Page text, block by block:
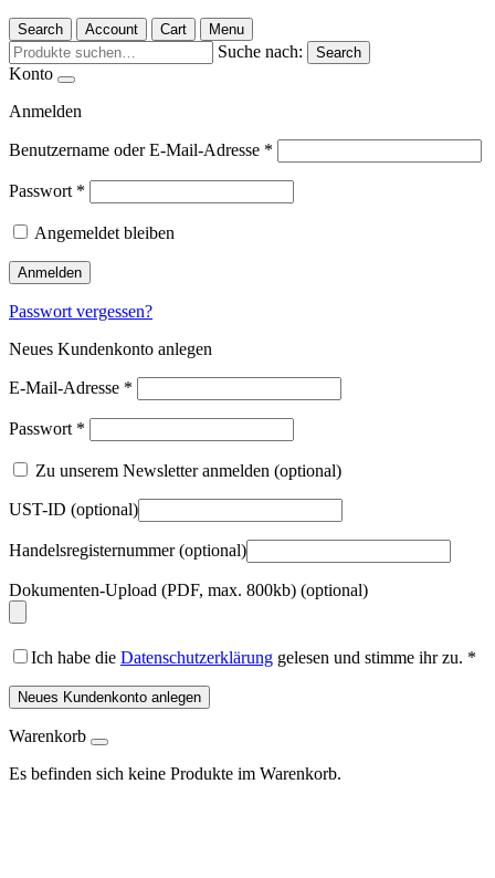
Search Account Cart Menu
Suche nach: Search
Konto
Anmelden
Benutzername oder E-Mail-Adresse *
Passwort *
Angemeldet bleiben
Anmelden
Passwort vergessen?
Neues Kundenkonto anlegen
E-Mail-Adresse *
Passwort *
Zu unserem Newsletter anmelden (optional)
UST-ID (optional)
Handelsregisternummer(optional)
Dokumenten-Upload (PDF, max. 800kb) (optional)
Ich habe die Datenschutzerklärung gelesen und stimme ihr zu. *
Neues Kundenkonto anlegen
Warenkorb
Es befinden sich keine Produkte im Warenkorb.